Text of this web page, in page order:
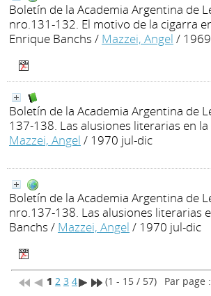
Boletín de la Academia Argentina de
nro.131-132. El motivo de la cigarra
Enrique Banchs / Mazzei, Angel /
Boletín de la Academia Argentina de
137-138. Las alusiones literarias en
Mazzei, Angel / 1970 jul-dic
Boletín de la Academia Argentina de
nro.137-138. Las alusiones literarias
Banchs / Mazzei, Angel / 1970 jul-dic
1 2 3 4 (1 - 15 / 57) Par page :